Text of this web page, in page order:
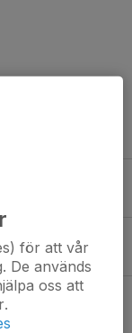
för att vår
De används
oss att